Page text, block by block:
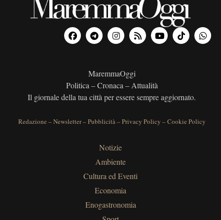
MaremmaOggi
Politica – Cronaca – Attualità
Il giornale della tua città per essere sempre aggiornato.
Redazione –Newsletter–Pubblicità–Privacy Policy –Cookie Policy
Notizie
Ambiente
Cultura ed Eventi
Economia
Enogastronomia